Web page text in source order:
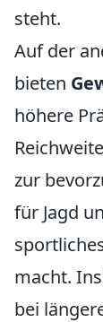
steht.
Auf der
bieten
höhere
zur
für Jagd
macht.
bei